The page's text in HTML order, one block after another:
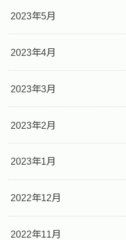
2023年5月
2023年4月
2023年3月
2023年2月
2023年1月
2022年12月
2022年11月